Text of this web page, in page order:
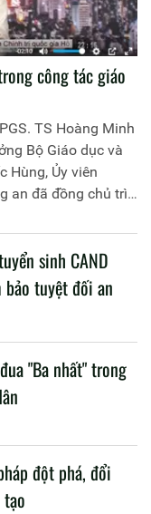
công tác giáo
TS Hoàng Minh
Bộ Giáo dục và
Hùng, Ủy viên
an đã đồng chủ trì
tạo của lực lượng
sinh CAND
tuyệt đối an
"Ba nhất" trong
đột phá, đổi